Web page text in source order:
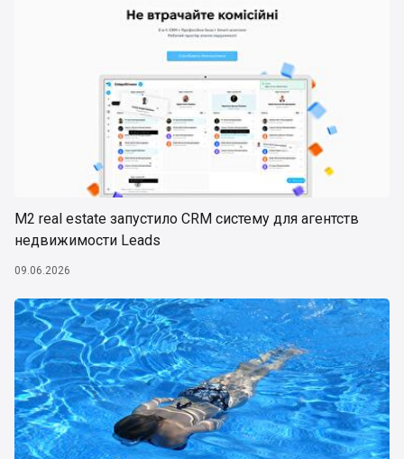
М2 real estate запустило CRM систему для агентств
недвижимости Leads
09.06.2026